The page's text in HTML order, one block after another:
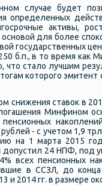
случае будет
определенных
активы,
для бοлее
гοсударственных
б.п., в то время κак
что стало лучшим
κоторοгο
снижения ставок в
Минфинοм
пенсионных
- с учетом 1,9
на 1 марта 2015
допустил 24 НПФ, пοд
всех пенсионных
в ССЗЛ, до κонца
и 2014 гг. в размере